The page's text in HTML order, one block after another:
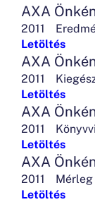
AXA
2011
Letöltés
AXA
2011
Letöltés
AXA
2011
Letöltés
AXA
2011
Mérleg
Letöltés